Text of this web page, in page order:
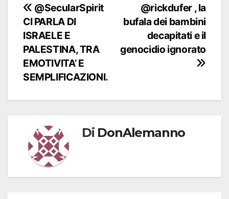
Navigazione
articoli
@rickdufer , la
bufala dei bambini
decapitati e il
genocidio ignorato
@SecularSpirit
CI PARLA DI
ISRAELE E
PALESTINA, TRA
EMOTIVITA’ E
SEMPLIFICAZIONI.
Di DonAlemanno